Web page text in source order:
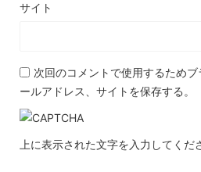
サイト
次回のコメントで使用するため
ールアドレス、サイトを保存する。
上に表示された文字を入力してくだ